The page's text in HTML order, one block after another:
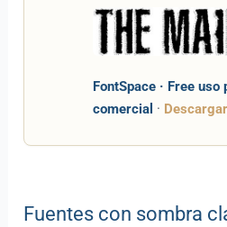
FontSpace · Free
comercial · Descargar
Fuentes con sombra